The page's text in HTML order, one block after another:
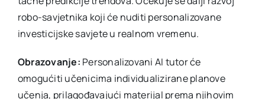
robo-savjetnika koji će nuditi personalizovane
investicijske savjete u realnom vremenu.
Obrazovanje: Personalizovani AI tutor će
omogućiti učenicima individualizirane planove
učenja, prilagođavajući materijal prema njihovim